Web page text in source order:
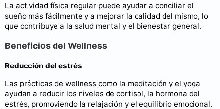
La actividad física regular puede ayudar a conciliar el
sueño más fácilmente y a mejorar la calidad del mismo, lo
que contribuye a la salud mental y el bienestar general.
Beneficios del Wellness
Reducción del estrés
Las prácticas de wellness como la meditación y el yoga
ayudan a reducir los niveles de cortisol, la hormona del
estrés, promoviendo la relajación y el equilibrio emocional.